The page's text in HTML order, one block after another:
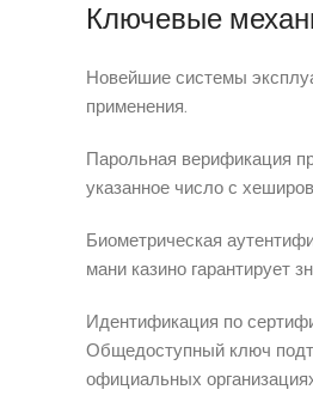
Ключевые
Новейшие системы
применения.
Парольная верификация
указанное число с
Биометрическая
мани казино гарантирует
Идентификация по
Общедоступный ключ
официальных